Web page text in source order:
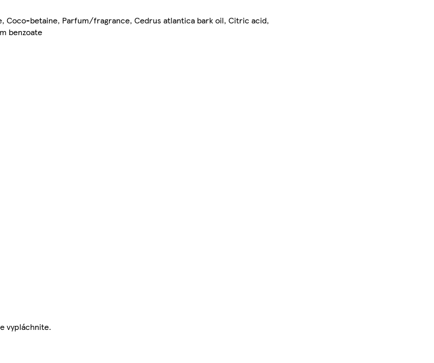
Coco-betaine, Parfum/fragrance, Cedrus atlantica bark oil, Citric acid,
benzoate
vypláchnite.